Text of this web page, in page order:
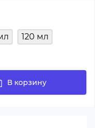
120 мл
В корзину